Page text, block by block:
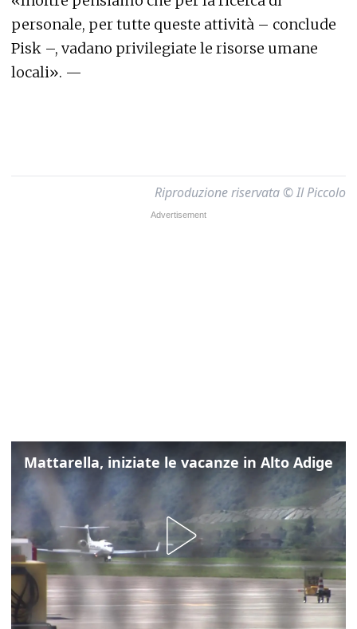
personale, per tutte queste attività – conclude
Pisk –, vadano privilegiate le risorse umane
locali». —
Riproduzione riservata © Il Piccolo
Mattarella, iniziate le vacanze in Alto Adige